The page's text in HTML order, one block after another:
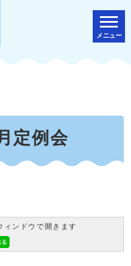
メニュー
定例会
ィンドウで開きます